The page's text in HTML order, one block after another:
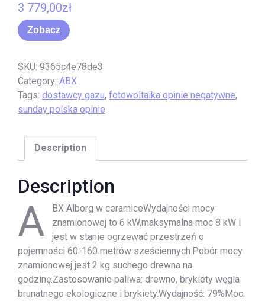
3 779,00zł
Zobacz
SKU: 9365c4e78de3
Category: ABX
Tags: dostawcy gazu, fotowoltaika opinie negatywne,
sunday polska opinie
Description
Description
A
BX Alborg w ceramiceWydajności mocy
znamionowej to 6 kW,maksymalna moc 8 kW i
jest w stanie ogrzewać przestrzeń o
pojemności 60-160 metrów sześciennych.Pobór mocy
znamionowej jest 2 kg suchego drewna na
godzinę.Zastosowanie paliwa: drewno, brykiety węgla
brunatnego ekologiczne i brykiety.Wydajność: 79%Moc: